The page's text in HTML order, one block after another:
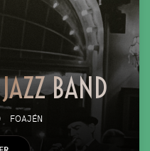
BAND
FOAJÉN